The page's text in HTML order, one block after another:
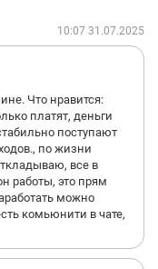
10:07 31.07.2025
Что нравится:
платят, деньги
поступают
по жизни
все в
работы, это прям
можно
комьюнити в чате,